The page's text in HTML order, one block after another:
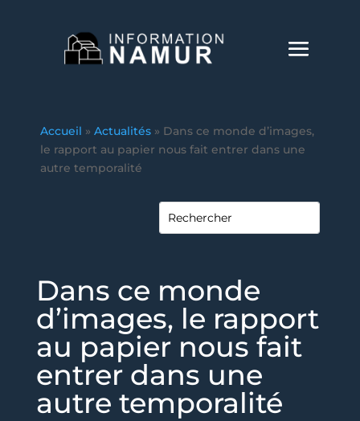
Accueil » Actualités » Dans ce monde d’images,
le rapport au papier nous fait entrer dans une
autre temporalité
Dans ce monde
d’images, le rapport
au papier nous fait
entrer dans une
autre temporalité